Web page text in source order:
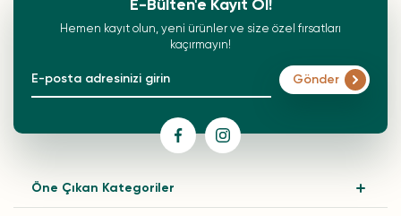
E-Bülten'e Kayıt Ol!
Hemen kayıt olun, yeni ürünler ve size özel fırsatları
kaçırmayın!
Gönder
Öne Çıkan Kategoriler